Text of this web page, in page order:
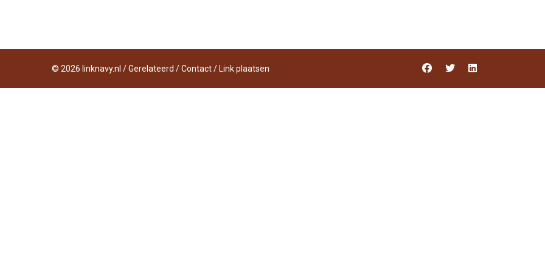
© 2026 linknavy.nl /Gerelateerd /Contact/Link plaatsen